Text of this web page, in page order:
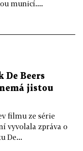
municí....
De Beers
jistou
filmu ze série
vyvolala zpráva o
De...